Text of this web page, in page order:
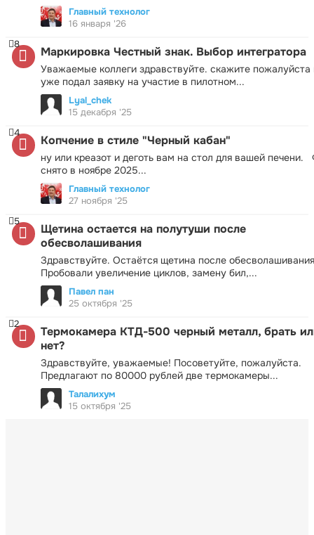
Главный технолог
16 января '26
Маркировка Честный знак. Выбор интегратора
Уважаемые коллеги здравствуйте. скажите пожалуйста
уже подал заявку на участие в пилотном...
8
Lyal_chek
15 декабря '25
Копчение в стиле "Черный кабан"
ну или креазот и деготь вам на стол для вашей печени.
снято в ноябре 2025...
4
Главный технолог
27 ноября '25
Щетина остается на полутуши после
обесволашивания
Здравствуйте. Остаётся щетина после
Пробовали увеличение циклов, замену бил,...
5
Павел пан
25 октября '25
Термокамера КТД-500 черный металл, брать
нет?
Здравствуйте, уважаемые! Посоветуйте, пожалуйста.
Предлагают по 80000 рублей две термокамеры...
2
Талалихум
15 октября '25